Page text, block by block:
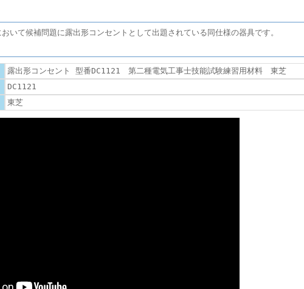
いて候補問題に露出形コンセントとして出題されている同仕様の器具です。
露出形コンセント 型番DC1121 第二種電気工事士技能試験練習用材料 東芝
DC1121
東芝